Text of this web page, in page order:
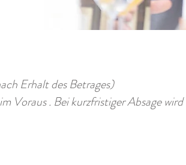
Erhalt des Betrages)
Voraus . Bei kurzfristiger Absage